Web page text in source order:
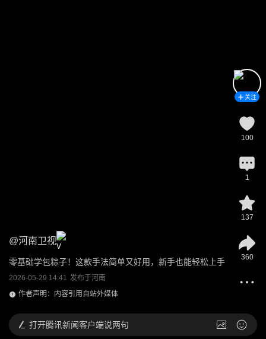
@河南卫视
零基础学包粽子！这款手法简单又好用，新手也能轻松上手
2026-05-29 14:41 发布于河南
作者声明：内容引用自站外媒体
关注
100
1
137
360
打开腾讯新闻客户端说两句